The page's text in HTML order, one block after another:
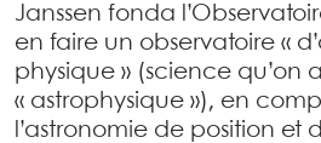
Janssen fonda
en faire un observatoire «
physique » (science qu’on
« astrophysique »), en
l’astronomie de position